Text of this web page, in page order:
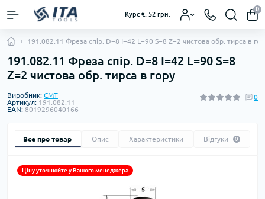
Курс €: 52 грн.
0
191.082.11 Фреза спір. D=8 I=42 L=90 S=8 Z=2 чистова обр. тирса в
191.082.11 Фреза спір. D=8 I=42 L=90 S=8
Z=2 чистова обр. тирса в гору
Виробник: CMT
Артикул: 191.082.11
EAN: 8019296040166
0
Все про товар Опис Характеристики Відгуки 0
Ціну уточнюйте у Вашого менеджера